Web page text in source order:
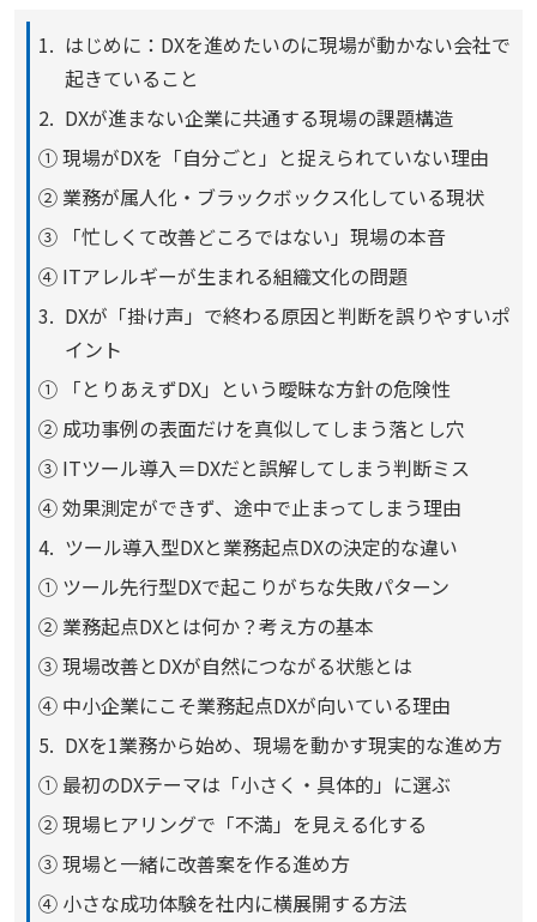
はじめに：DXを進めたいのに現場が動かない会社で
起きていること
DXが進まない企業に共通する現場の課題構造
① 現場がDXを「自分ごと」と捉えられていない理由
② 業務が属人化・ブラックボックス化している現状
③ 「忙しくて改善どころではない」現場の本音
④ ITアレルギーが生まれる組織文化の問題
DXが「掛け声」で終わる原因と判断を誤りやすいポ
イント
① 「とりあえずDX」という曖昧な方針の危険性
② 成功事例の表面だけを真似してしまう落とし穴
③ ITツール導入＝DXだと誤解してしまう判断ミス
④ 効果測定ができず、途中で止まってしまう理由
ツール導入型DXと業務起点DXの決定的な違い
① ツール先行型DXで起こりがちな失敗パターン
② 業務起点DXとは何か？考え方の基本
③ 現場改善とDXが自然につながる状態とは
④ 中小企業にこそ業務起点DXが向いている理由
DXを1業務から始め、現場を動かす現実的な進め方
① 最初のDXテーマは「小さく・具体的」に選ぶ
② 現場ヒアリングで「不満」を見える化する
③ 現場と一緒に改善案を作る進め方
④ 小さな成功体験を社内に横展開する方法